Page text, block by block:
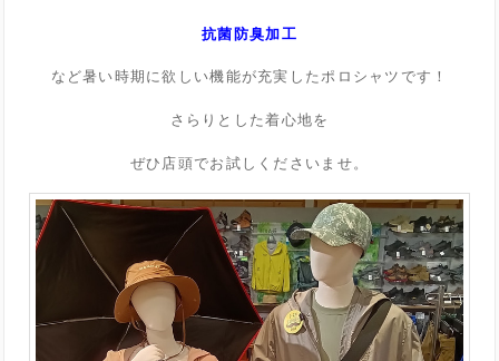
抗菌防臭加工
など暑い時期に欲しい機能が充実したポロシャツです！
さらりとした着心地を
ぜひ店頭でお試しくださいませ。